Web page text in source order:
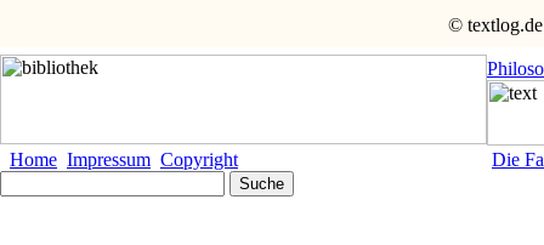
© textlog.de
Home Impressum Copyright Die